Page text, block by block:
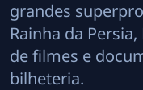
grandes
Rainha da
de filmes e
bilheteria.